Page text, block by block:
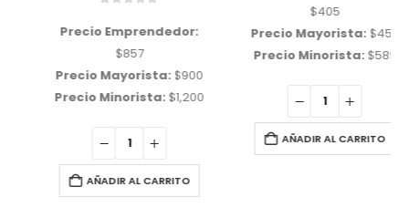
Precio Emprendedor:
857
Precio Mayorista: $900
Precio Minorista: $1,200
AÑADIR AL CARRITO
405
Precio Mayorista:$459
Precio Minorista:$589
AÑADIR AL CARRITO